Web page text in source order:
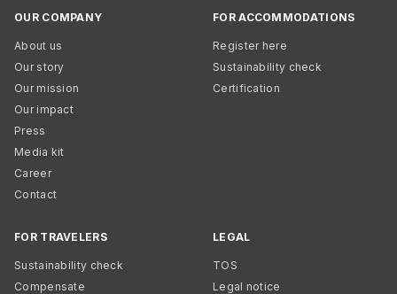
OUR COMPANY
About us
Our story
Our mission
Our impact
Press
Media kit
Career
Contact
FOR ACCOMMODATIONS
Register here
Sustainability check
Certification
FOR TRAVELERS
Sustainability check
Compensate
LEGAL
TOS
Legal notice